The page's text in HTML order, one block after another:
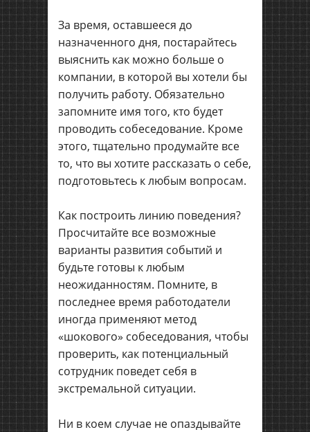
За время, оставшееся до
назначенного дня, постарайтесь
выяснить как можно больше о
компании, в которой вы хотели бы
получить работу. Обязательно
запомните имя того, кто будет
проводить собеседование. Кроме
этого, тщательно продумайте все
то, что вы хотите рассказать о себе,
подготовьтесь к любым вопросам.
Как построить линию поведения?
Просчитайте все возможные
варианты развития событий и
будьте готовы к любым
неожиданностям. Помните, в
последнее время работодатели
иногда применяют метод
«шокового» собеседования, чтобы
проверить, как потенциальный
сотрудник поведет себя в
экстремальной ситуации.
Ни в коем случае не опаздывайте